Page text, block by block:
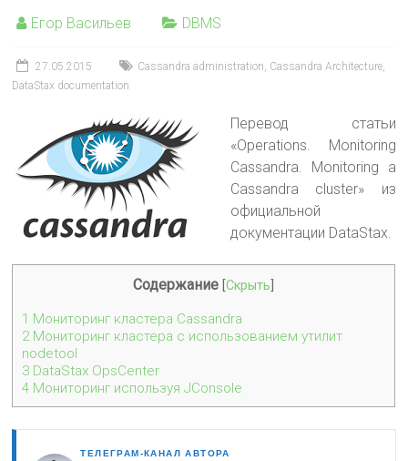
Егор Васильев DBMS
27.05.2015 Cassandra administration, Cassandra Architecture,
DataStax documentation
Перевод статьи
«Operations. Monitoring
Cassandra. Monitoring a
Cassandra cluster» из
официальной
документации DataStax.
Содержание [Скрыть
1 Мониторинг кластера Cassandra
2Мониторинг кластера с иcпользованием утилит
nodetool
3 DataStax OpsCenter
4 Мониторинг используя JConsole
ТЕЛЕГРАМ-КАНАЛ АВТОРА